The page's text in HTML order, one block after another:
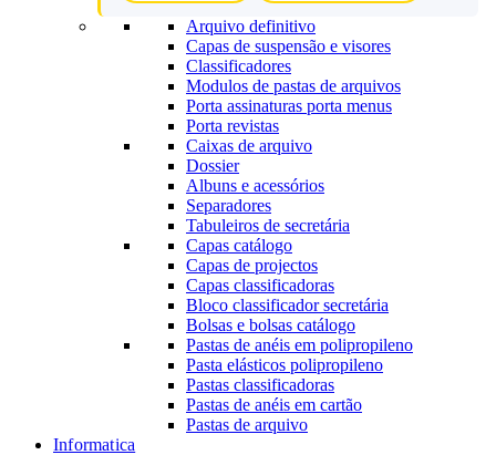
Arquivo definitivo
Capas de suspensão e visores
Classificadores
Modulos de pastas de arquivos
Porta assinaturas porta menus
Porta revistas
Caixas de arquivo
Dossier
Albuns e acessórios
Separadores
Tabuleiros de secretária
Capas catálogo
Capas de projectos
Capas classificadoras
Bloco classificador secretária
Bolsas e bolsas catálogo
Pastas de anéis em polipropileno
Pasta elásticos polipropileno
Pastas classificadoras
Pastas de anéis em cartão
Pastas de arquivo
Informatica